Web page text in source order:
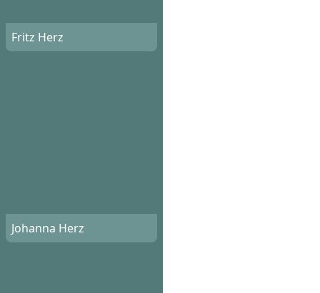
Fritz Herz
Johanna Herz